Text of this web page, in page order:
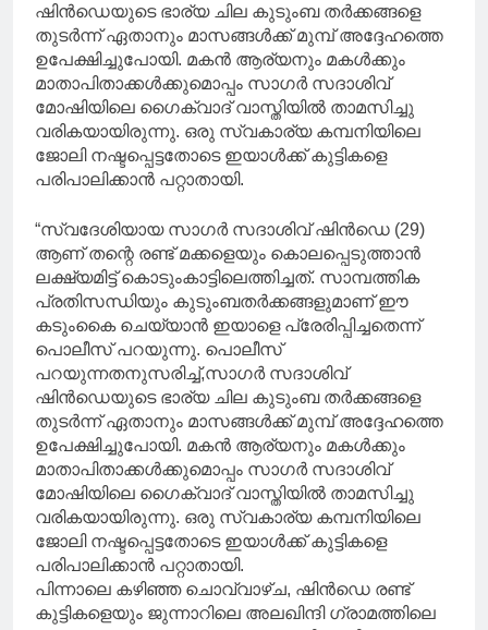
ഷിൻഡെയുടെ ഭാര്യ ചില കുടുംബ തർക്കങ്ങളെ
തുടർന്ന് ഏതാനും മാസങ്ങൾക്ക് മുമ്പ് അദ്ദേഹത്തെ
ഉപേക്ഷിച്ചുപോയി. മകൻ ആര്യനും മകൾക്കും
മാതാപിതാക്കൾക്കുമൊപ്പം സാഗർ സദാശിവ്
മോഷിയിലെ ഗൈക്‌വാദ് വാസ്തിയിൽ താമസിച്ചു
വരികയായിരുന്നു. ഒരു സ്വകാര്യ കമ്പനിയിലെ
ജോലി നഷ്ടപ്പെട്ടതോടെ ഇയാൾക്ക് കുട്ടികളെ
പരിപാലിക്കാൻ പറ്റാതായി.
“സ്വദേശിയായ സാഗർ സദാശിവ് ഷിൻഡെ (29)
ആണ് തന്റെ രണ്ട് മക്കളെയും കൊലപ്പെടുത്താൻ
ലക്ഷ്യമിട്ട് കൊടുംകാട്ടിലെത്തിച്ചത്. സാമ്പത്തിക
പ്രതിസന്ധിയും കുടുംബതർക്കങ്ങളുമാണ് ഈ
കടുംകൈ ചെയ്യാൻ ഇയാളെ പ്രേരിപ്പിച്ചതെന്ന്
പൊലീസ് പറയുന്നു. പൊലീസ്
പറയുന്നതനുസരിച്ച്,സാഗർ സദാശിവ്
ഷിൻഡെയുടെ ഭാര്യ ചില കുടുംബ തർക്കങ്ങളെ
തുടർന്ന് ഏതാനും മാസങ്ങൾക്ക് മുമ്പ് അദ്ദേഹത്തെ
ഉപേക്ഷിച്ചുപോയി. മകൻ ആര്യനും മകൾക്കും
മാതാപിതാക്കൾക്കുമൊപ്പം സാഗർ സദാശിവ്
മോഷിയിലെ ഗൈക്‌വാദ് വാസ്തിയിൽ താമസിച്ചു
വരികയായിരുന്നു. ഒരു സ്വകാര്യ കമ്പനിയിലെ
ജോലി നഷ്ടപ്പെട്ടതോടെ ഇയാൾക്ക് കുട്ടികളെ
പരിപാലിക്കാൻ പറ്റാതായി.
പിന്നാലെ കഴിഞ്ഞ ചൊവ്വാഴ്ച, ഷിൻഡെ രണ്ട്
കുട്ടികളെയും ജുന്നാറിലെ അലഖിന്ദി ഗ്രാമത്തിലെ